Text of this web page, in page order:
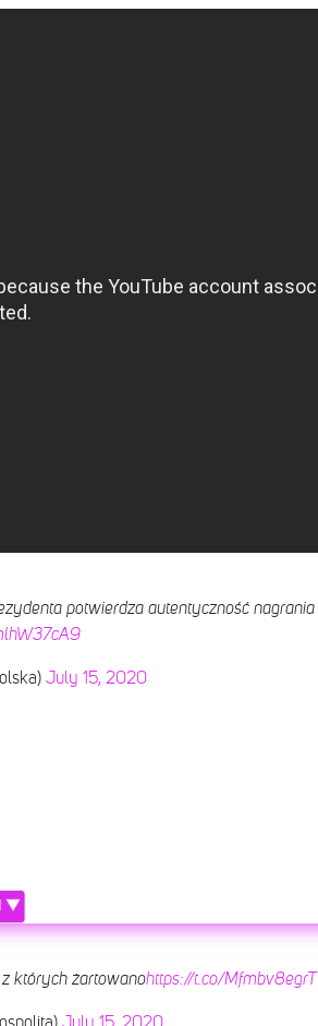
potwierdza autentyczność nagrania
July 15, 2020
▼
których żartowanohttps://t.co/Mfmbv8egrT